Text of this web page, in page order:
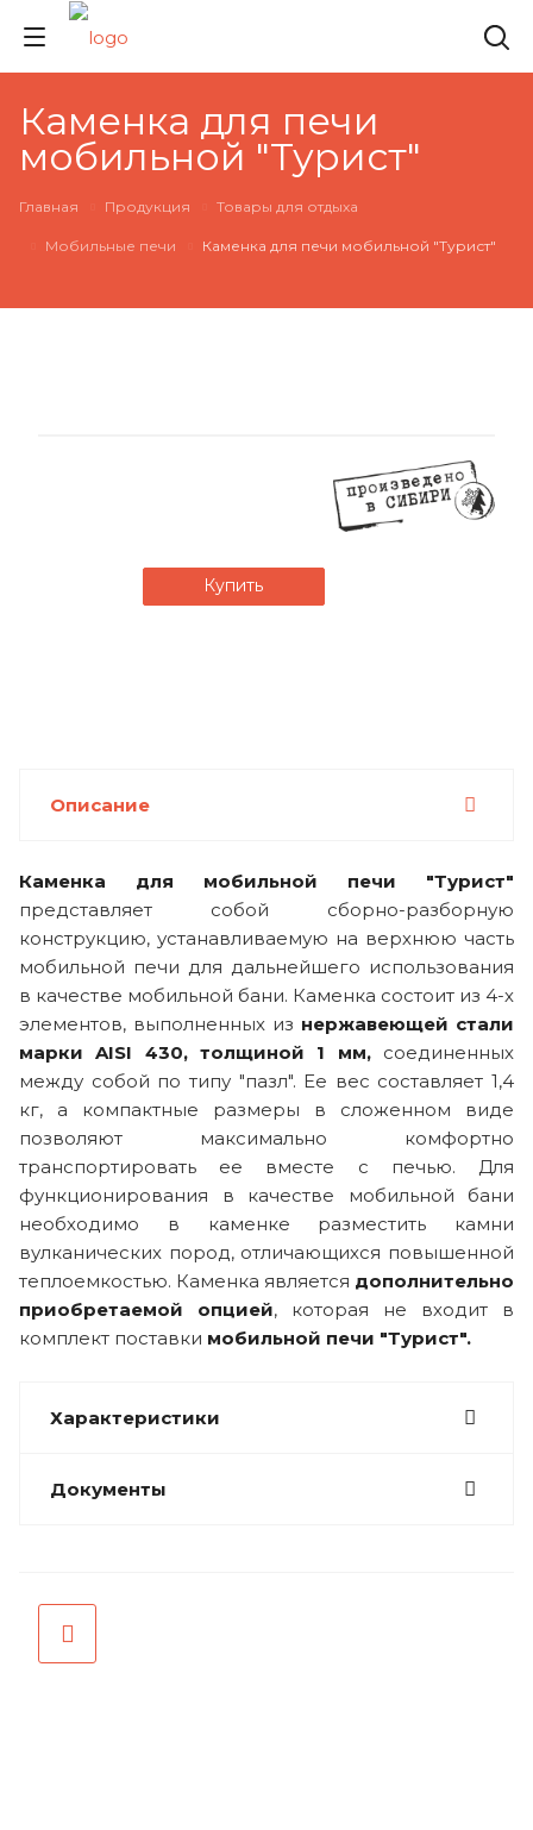
Каменка для печи
мобильной "Турист"
Главная Продукция Товары для отдыха
Мобильные печи Каменка для печи мобильной "Турист"
Купить
Описание
Каменка для мобильной печи "Турист"
представляет собой сборно-разборную
конструкцию, устанавливаемую на верхнюю часть
мобильной печи для дальнейшего использования
в качестве мобильной бани. Каменка состоит из 4-х
элементов, выполненных из нержавеющей стали
марки AISI 430, толщиной 1 мм, соединенных
между собой по типу "пазл". Ее вес составляет 1,4
кг, а компактные размеры в сложенном виде
позволяют максимально комфортно
транспортировать ее вместе с печью. Для
функционирования в качестве мобильной бани
необходимо в каменке разместить камни
вулканических пород, отличающихся повышенной
теплоемкостью. Каменка является дополнительно
приобретаемой опцией, которая не входит в
комплект поставки мобильной печи "Турист".
Характеристики
Документы